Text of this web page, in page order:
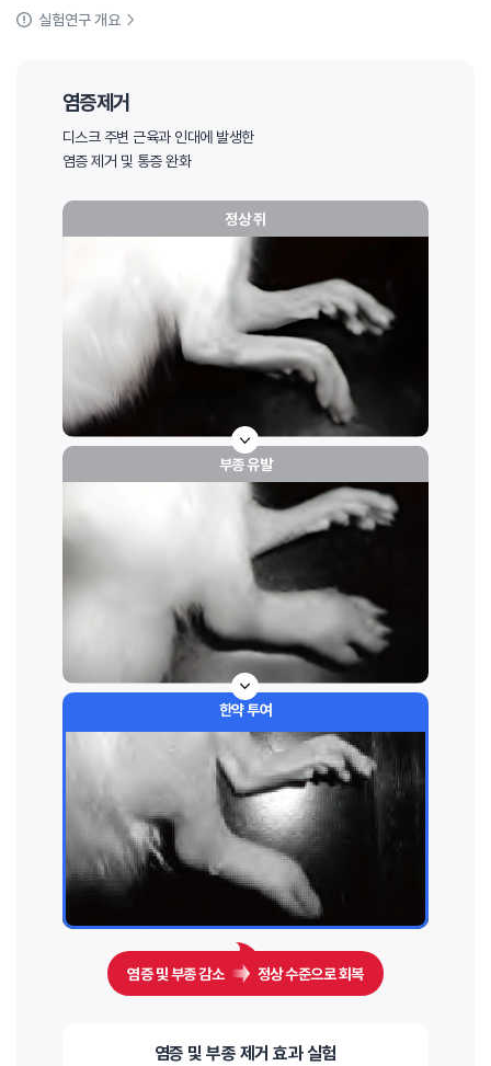
실험연구 개요
염증제거
디스크 주변 근육과 인대에 발생한
염증 제거 및 통증 완화
정상 쥐
부종 유발
한약 투여
염증 및 부종 감소 정상 수준으로 회복
염증 및 부종 제거 효과 실험